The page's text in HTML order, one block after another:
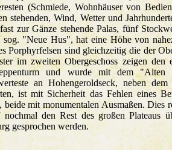
(Schmiede, Wohnhäuser von
stehenden, Wind, Wetter und
zur Gänze stehende Palas, fünf
sog. "Neue Hus", hat eine Höhe von
Porphyrfelsen sind gleichzeitig die der
im zweiten Obergeschoss zeigen
und wurde mit dem
an Hohengeroldseck, neben
ist mit Sicherheit das Fehlen eines
beide mit monumentalen Ausmaßen.
den Rest des großen Plateaus
gesprochen werden.